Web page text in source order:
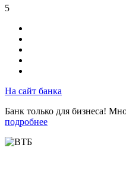
5
На сайт банка
Банк только для бизнеса!
подробнее